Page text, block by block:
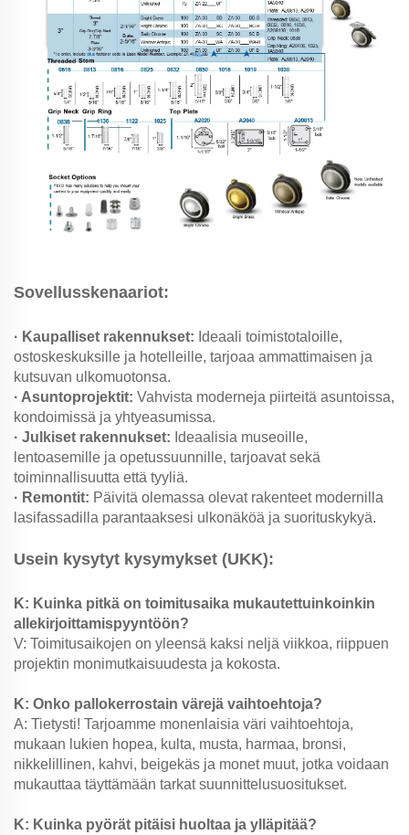
Sovellusskenaariot:
· Kaupalliset rakennukset: Ideaali toimistotaloille,
ostoskeskuksille ja hotelleille, tarjoaa ammattimaisen ja
kutsuvan ulkomuotonsa.
· Asuntoprojektit: Vahvista moderneja piirteitä asuntoissa,
kondoimissä ja yhtyeasumissa.
· Julkiset rakennukset: Ideaalisia museoille,
lentoasemille ja opetussuunnille, tarjoavat sekä
toiminnallisuutta että tyyliä.
· Remontit: Päivitä olemassa olevat rakenteet modernilla
lasifassadilla parantaaksesi ulkonäköä ja suorituskykyä.
Usein kysytyt kysymykset (UKK):
K: Kuinka pitkä on toimitusaika mukautettuinkoinkin
allekirjoittamispyyntöön?
V: Toimitusaikojen on yleensä kaksi neljä viikkoa, riippuen
projektin monimutkaisuudesta ja kokosta.
K: Onko pallokerrostain värejä vaihtoehtoja?
A: Tietysti! Tarjoamme monenlaisia väri vaihtoehtoja,
mukaan lukien hopea, kulta, musta, harmaa, bronsi,
nikkelillinen, kahvi, beigekäs ja monet muut, jotka voidaan
mukauttaa täyttämään tarkat suunnittelusuositukset.
K: Kuinka pyörät pitäisi huoltaa ja ylläpitää?